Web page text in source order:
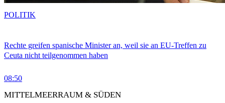
Rechte greifen spanische Minister an, weil sie an EU-Treffen zu
Ceuta nicht teilgenommen haben
08:50
POLITIK
MITTELMEERRAUM & SÜDEN